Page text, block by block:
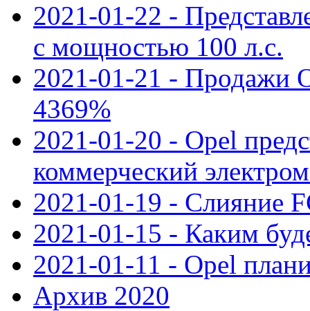
2021-01-22 -
с мощностью 100 л.с.
2021-01-21 - Продажи
4369%
2021-01-20 - Opel
коммерческий
2021-01-19 - Слияние
2021-01-15 - Каким
2021-01-11 - Opel
Архив 2020